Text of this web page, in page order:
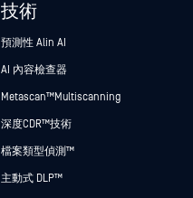
技術
預測性 Alin AI
AI 內容檢查器
Metascan™ Multiscanning
深度CDR™技術
檔案類型偵測™
主動式 DLP™